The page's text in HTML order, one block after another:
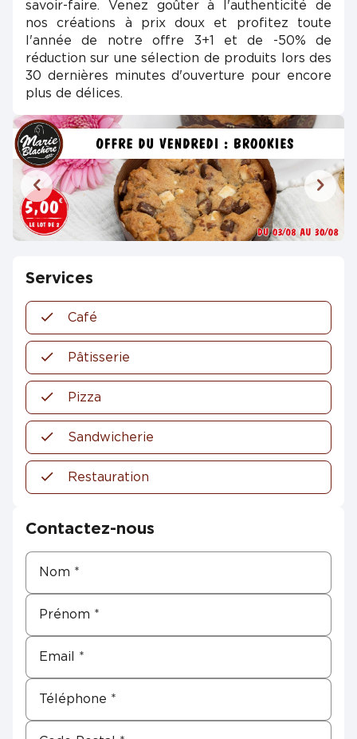
savoir-faire. Venez goûter à l'authenticité de
nos créations à prix doux et profitez toute
l'année de notre offre 3+1 et de -50% de
réduction sur une sélection de produits lors des
30 dernières minutes d'ouverture pour encore
plus de délices.
Services
Café
Pâtisserie
Pizza
Sandwicherie
Restauration
Contactez-nous